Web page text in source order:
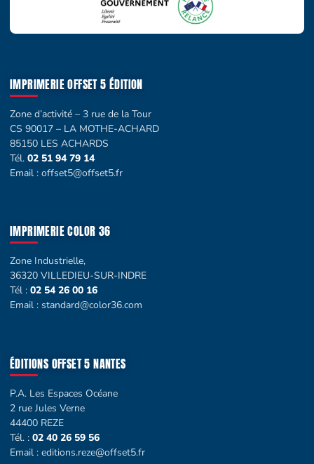
IMPRIMERIE OFFSET 5 ÉDITION
Zone d’activité – 3 rue de la Tour
CS 90017 – LA MOTHE-ACHARD
85150 LES ACHARDS
Tél. 02 51 94 79 14
Email : offset5@offset5.fr
IMPRIMERIE COLOR 36
Zone Industrielle,
36320 VILLEDIEU-SUR-INDRE
Tél : 02 54 26 00 16
Email : standard@color36.com
ÉDITIONS OFFSET 5 NANTES
P.A. Les Espaces Océane
2 rue Jules Verne
44400 REZE
Tél. : 02 40 26 59 56
Email : editions.reze@offset5.fr